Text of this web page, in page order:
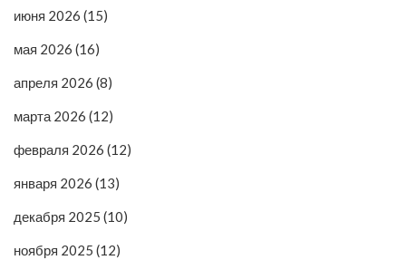
июня 2026 (15)
мая 2026 (16)
апреля 2026 (8)
марта 2026 (12)
февраля 2026 (12)
января 2026 (13)
декабря 2025 (10)
ноября 2025 (12)